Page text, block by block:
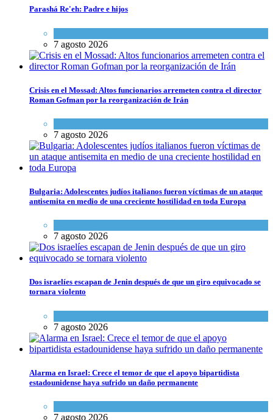
Parashá Re'eh: Padre e hijos
7 agosto 2026
Crisis en el Mossad: Altos funcionarios arremeten contra el director
Roman Gofman por la reorganización de Irán
7 agosto 2026
Bulgaria: Adolescentes judíos italianos fueron víctimas de un ataque
antisemita en medio de una creciente hostilidad en toda Europa
7 agosto 2026
Dos israelíes escapan de Jenin después de que un giro equivocado se
tornara violento
7 agosto 2026
Alarma en Israel: Crece el temor de que el apoyo bipartidista
estadounidense haya sufrido un daño permanente
7 agosto 2026